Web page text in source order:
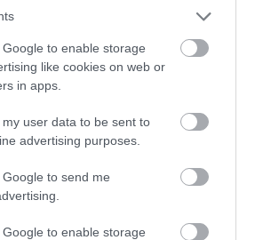
to enable storage
like cookies on web or
in apps.
user data to be sent to
advertising purposes.
to send me
to enable storage